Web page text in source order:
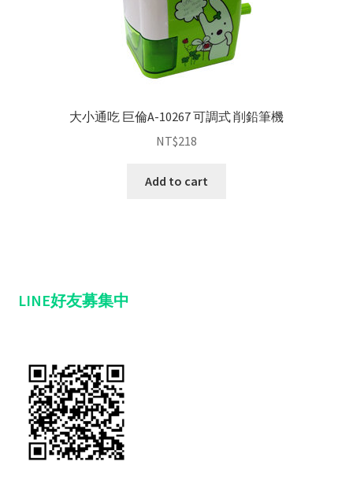
大小通吃 巨倫A-10267 可調式 削鉛筆機
NT$218
Add to cart
LINE好友募集中